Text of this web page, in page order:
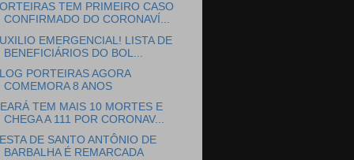
TEM PRIMEIRO CASO
CONFIRMADO DO CORONAVÍ...
EMERGENCIAL! LISTA DE
BENEFICIÁRIOS DO BOL...
PORTEIRAS AGORA
COMEMORA 8 ANOS
TEM MAIS 10 MORTES E
CHEGA A 111 POR CORONAV...
DE SANTO ANTÔNIO DE
BARBALHA É REMARCADA